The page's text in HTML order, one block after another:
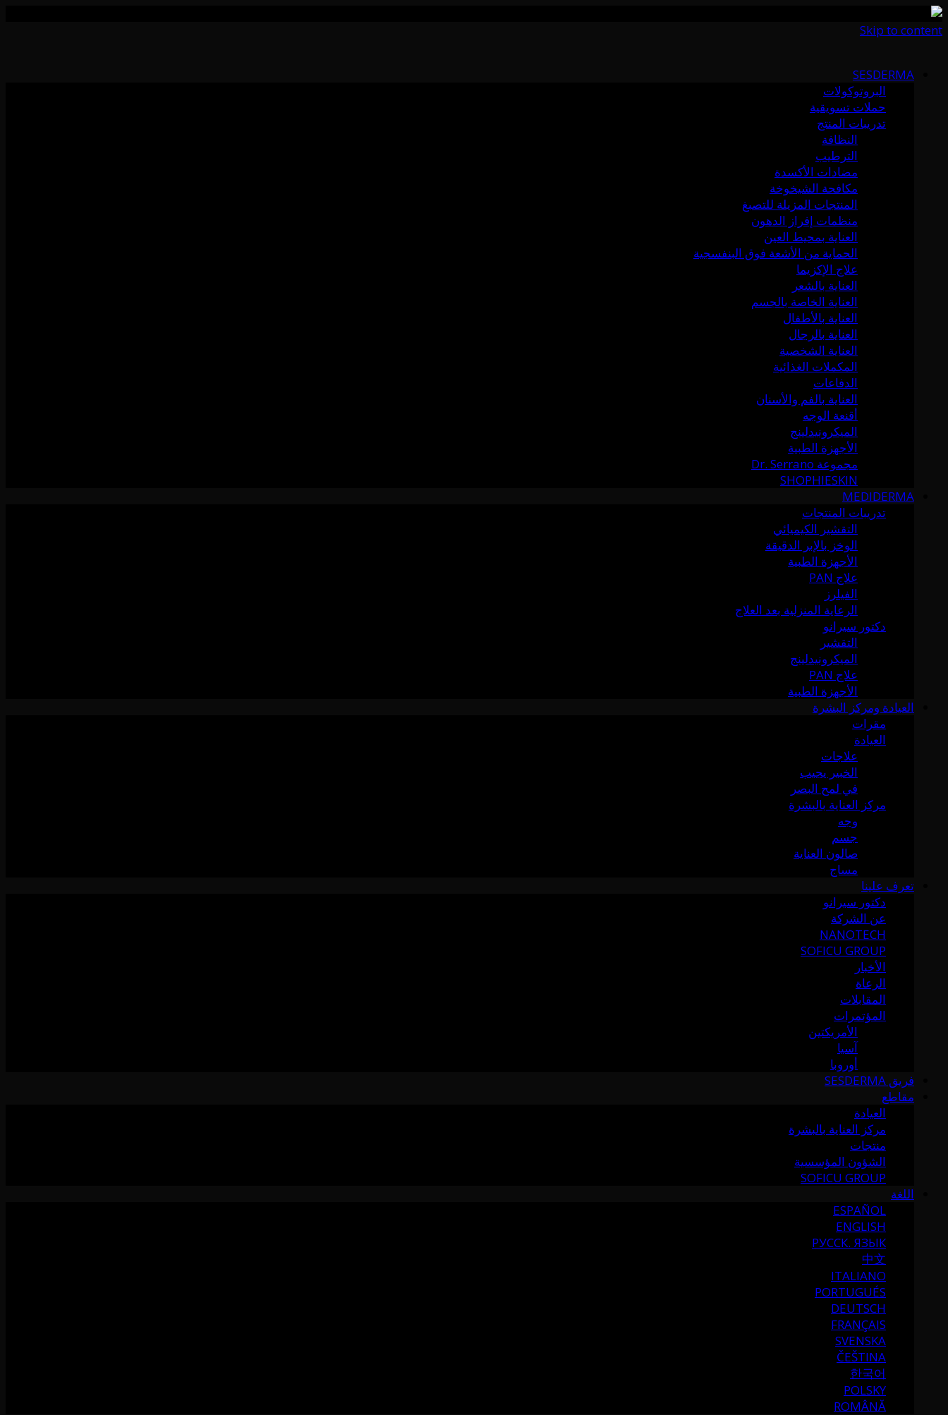
Skip to content
SESDERMA
البروتوكولات
حملات تسويقية
تدريبات المنتج
النظافة
الترطيب
مضادات الأكسدة
مكافحة الشيخوخة
المنتجات المزيلة للتصبغ
منظمات إفراز الدهون
العناية بمحيط العين
الحماية من الأشعة فوق البنفسجية
علاج الإكزيما
العناية بالشعر
العناية الخاصة بالجسم
العناية بالأطفال
العناية بالرجال
العناية الشخصية
المكملات الغذائية
الدفاعات
العناية بالفم والأسنان
أقنعة الوجه
الميكرونيدلينج
الأجهزة الطبية
مجموعة Dr. Serrano
SHOPHIESKIN
MEDIDERMA
تدريبات المنتجات
التقشير الكيميائي
الوخز بالإبر الدقيقة
الأجهزة الطبية
علاج PAN
الفيلرز
الرعاية المنزلية بعد العلاج
دكتور سيرانو
التقشير
الميكرونيدلينج
علاج PAN
الأجهزة الطبية
العيادة ومركز البشرة
مقرات
العيادة
علاجات
الخبير يجيب
في لمح البصر
مركز العناية بالبشرة
وجه
جسم
صالون العناية
مساج
تعرف علينا
دكتور سيرانو
عن الشركة
NANOTECH
SOFICU GROUP
الأخبار
الرعاة
المقابلات
المؤتمرات
الأمريكتين
آسيا
أوروبا
فريق SESDERMA
مقاطع
العيادة
مركز العناية بالبشرة
منتجات
الشؤون المؤسسية
SOFICU GROUP
اللغة
ESPAÑOL
ENGLISH
РУССК. ЯЗЫК
中文
ITALIANO
PORTUGUÉS
DEUTSCH
FRANÇAIS
SVENSKA
ČEŠTINA
한국어
POLSKY
ROMÂNĂ